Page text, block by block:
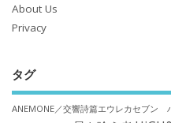
About Us
Privacy
タグ
ANEMONE／交響詩篇エウレカセブン